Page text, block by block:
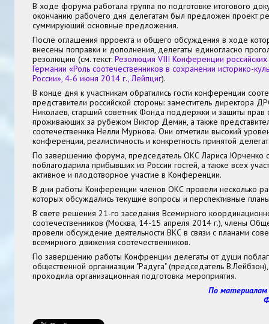
В ходе форума работала группа по подготовке итогового
окончанию рабочего дня делегатам был предложен проект
суммирующий основные предложения.
После оглашения прроекта и общего обсуждения в ходе
внесены поправки и дополнения, делегаты единогласно
резолюцию (см. текст: Резолюция VIII Конференции российских
Германии «Роль соотечественников в сохранении историко-
России», 4-6 июня 2014 г., Лейпциг).
В конце дня к участникам обратились гости конференции
представители российской стороны: заместитель директора
Николаев, старший советник Фонда поддержки и защиты прав
проживающих за рубежом Виктор Демин, а также
соотечественнка Нелли Мурнова. Они отметили высокий
конференции, реалистичность и конкретность принятой
По завершению форума, председатель ОКС Лариса Юрченко
поблагодарила прибывших из России гостей, а также всех
активное и плодотворное участие в Конференции.
В дни работы Конференции членов ОКС провели несколько
которых обсуждались текущие вопросы и перспективные
В свете решения 21-го заседания Всемирного
соотечественников (Москва, 14-15 апреля 2014 г.), члены
провели обсуждение деятельности ВКС в связи с планами
всемирного движения соотечественников.
По завершению работы Конфренции делегаты от души
общественной органиазции "Радуга" (председатель
проходила организационная подготовка мероприятия.
По материалам